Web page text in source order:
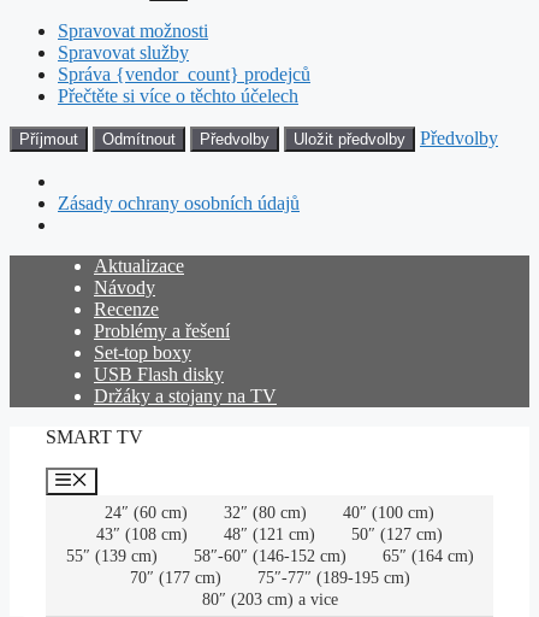
Spravovat možnosti
Spravovat služby
Správa {vendor_count} prodejců
Přečtěte si více o těchto účelech
Příjmout Odmítnout Předvolby Uložit předvolby Předvolby
Zásady ochrany osobních údajů
Přeskočit
Aktualizace
Návody
Recenze
Problémy a řešení
Set-top boxy
USB Flash disky
Držáky a stojany na TV
SMART TV
Menu
24″ (60 cm)
32″ (80 cm)
40″ (100 cm)
43″ (108 cm)
48″ (121 cm)
50″ (127 cm)
55″ (139 cm)
58″-60″ (146-152 cm)
65″ (164 cm)
70″ (177 cm)
75″-77″ (189-195 cm)
80″ (203 cm) a vice